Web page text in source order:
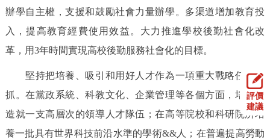
辦學自主權，支援和鼓勵社會力量辦學。多渠道增加教育投
入，提高教育經費使用效益。大力推進學校後勤社會化改
革，用3年時間實現高校後勤服務社會化的目標。
堅持把培養、吸引和用好人才作為一項重大戰略任務來
抓。在黨政系統、科教文化、企業管理等各個方面，培養和
造就一支高層次的領導人才隊伍；在高等院校和科研院所培
養一批具有世界科技前沿水準的學術&&人；在普遍提高勞動
評價
建議